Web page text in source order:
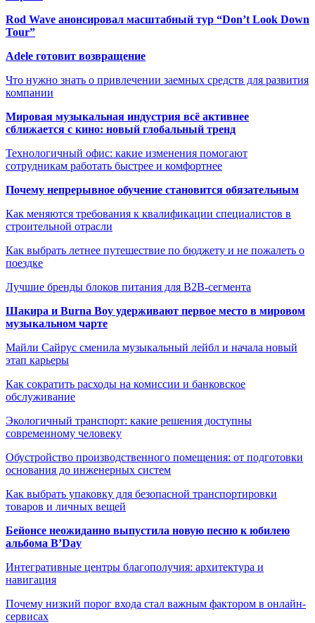
Rod Wave анонсировал масштабный тур “Don’t Look Down
Tour”
Adele готовит возвращение
Что нужно знать о привлечении заемных средств для развития
компании
Мировая музыкальная индустрия всё активнее
сближается с кино: новый глобальный тренд
Технологичный офис: какие изменения помогают
сотрудникам работать быстрее и комфортнее
Почему непрерывное обучение становится обязательным
Как меняются требования к квалификации специалистов в
строительной отрасли
Как выбрать летнее путешествие по бюджету и не пожалеть о
поездке
Лучшие бренды блоков питания для B2B-сегмента
Шакира и Burna Boy удерживают первое место в мировом
музыкальном чарте
Майли Сайрус сменила музыкальный лейбл и начала новый
этап карьеры
Как сократить расходы на комиссии и банковское
обслуживание
Экологичный транспорт: какие решения доступны
современному человеку
Обустройство производственного помещения: от подготовки
основания до инженерных систем
Как выбрать упаковку для безопасной транспортировки
товаров и личных вещей
Бейонсе неожиданно выпустила новую песню к юбилею
альбома B’Day
Интегративные центры благополучия: архитектура и
навигация
Почему низкий порог входа стал важным фактором в онлайн-
сервисах